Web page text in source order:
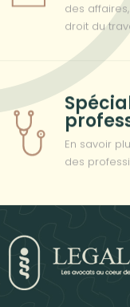
des
droit du
En savoir
des